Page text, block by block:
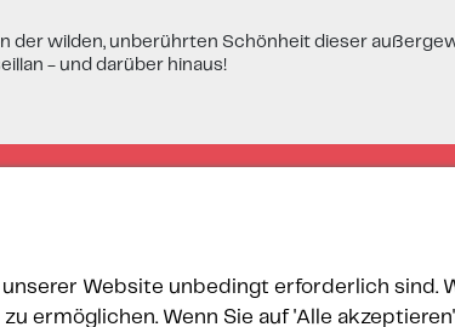
der wilden, unberührten Schönheit dieser
- und darüber hinaus!
Website unbedingt erforderlich sind.
ermöglichen. Wenn Sie auf 'Alle